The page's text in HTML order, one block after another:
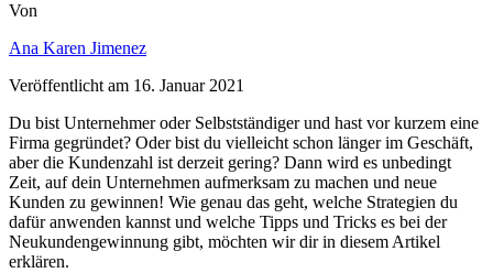
Von
Ana Karen Jimenez
Veröffentlicht am 16. Januar 2021
Du bist Unternehmer oder Selbstständiger und hast vor kurzem eine
Firma gegründet? Oder bist du vielleicht schon länger im Geschäft,
aber die Kundenzahl ist derzeit gering? Dann wird es unbedingt
Zeit, auf dein Unternehmen aufmerksam zu machen und neue
Kunden zu gewinnen! Wie genau das geht, welche Strategien du
dafür anwenden kannst und welche Tipps und Tricks es bei der
Neukundengewinnung gibt, möchten wir dir in diesem Artikel
erklären.